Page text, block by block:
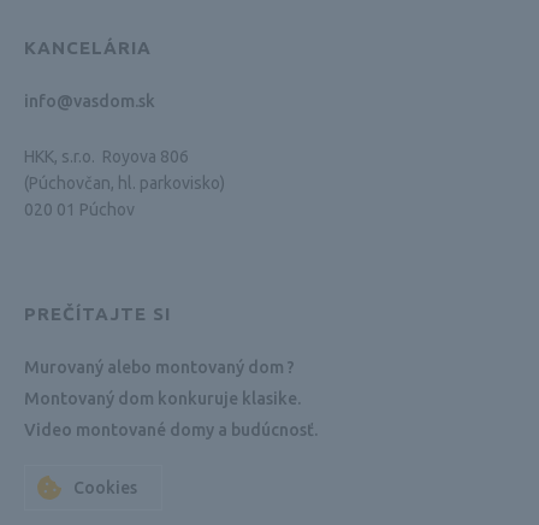
KANCELÁRIA
info@vasdom.sk
HKK, s.r.o. Royova 806
(Púchovčan, hl. parkovisko)
020 01 Púchov
PREČÍTAJTE SI
Murovaný alebo montovaný dom ?
Montovaný dom konkuruje klasike.
Video montované domy a budúcnosť.
Cookies